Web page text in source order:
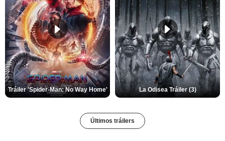
Tráiler 'Spider-Man: No Way Home' La Odisea Tráiler (3)
Últimos tráilers